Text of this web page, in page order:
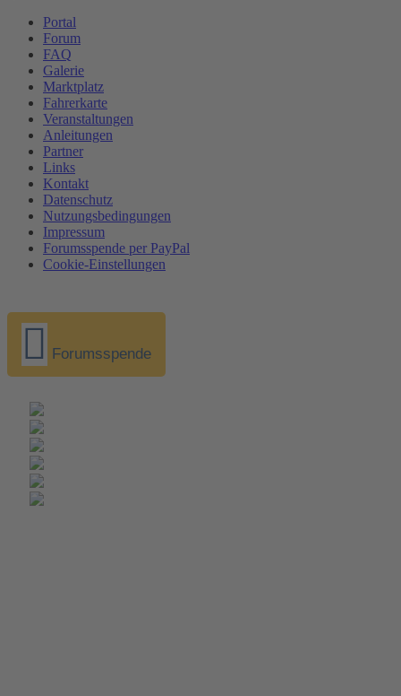
Portal
Forum
FAQ
Galerie
Marktplatz
Fahrerkarte
Veranstaltungen
Anleitungen
Partner
Links
Kontakt
Datenschutz
Nutzungsbedingungen
Impressum
Forumsspende per PayPal
Cookie-Einstellungen
Forumsspende